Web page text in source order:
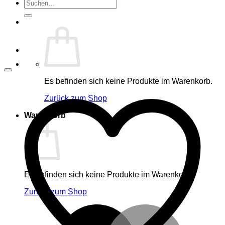
Suche
nach:
Es befinden sich keine Produkte im Warenkorb.
Zurück zum Shop
Warenkorb
Es befinden sich keine Produkte im Warenkorb.
Zurück zum Shop